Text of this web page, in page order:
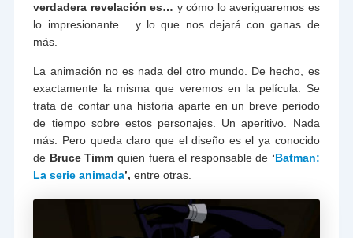
verdadera revelación es… y cómo lo averiguaremos es
lo impresionante… y lo que nos dejará con ganas de
más.
La animación no es nada del otro mundo. De hecho, es
exactamente la misma que veremos en la película. Se
trata de contar una historia aparte en un breve periodo
de tiempo sobre estos personajes. Un aperitivo. Nada
más. Pero queda claro que el diseño es el ya conocido
de Bruce Timm quien fuera el responsable de ‘Batman:
La serie animada’, entre otras.